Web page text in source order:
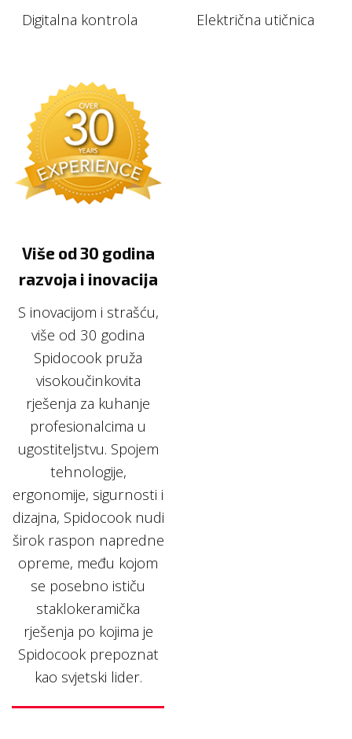
Digitalna kontrola Električna utičnica
Više od 30 godina
razvoja i inovacija
S inovacijom i strašću,
više od 30 godina
Spidocook pruža
visokoučinkovita
rješenja za kuhanje
profesionalcima u
ugostiteljstvu. Spojem
tehnologije,
ergonomije, sigurnosti i
dizajna, Spidocook nudi
širok raspon napredne
opreme, među kojom
se posebno ističu
staklokeramička
rješenja po kojima je
Spidocook prepoznat
kao svjetski lider.